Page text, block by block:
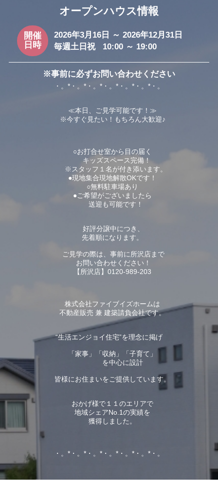
オープンハウス情報
開催
日時
2026年3月16日 ～ 2026年12月31日
毎週土日祝 10:00 ～ 19:00
※事前に必ずお問い合わせください
・。*・。*・。*・。*・。*・。*・。
≪本日、ご見学可能です！≫
※今すぐ見たい！もちろん大歓迎♪
○お打合せ室から目の届く
キッズスペース完備！
※スタッフ１名が付き添います。
●現地集合現地解散OKです！
○無料駐車場あり
●ご希望がございましたら
送迎も可能です！
好評分譲中につき、
先着順になります。
ご見学の際は、事前に所沢店まで
お問い合わせください！
【所沢店】0120-989-203
株式会社ファイブイズホームは
不動産販売 兼 建築請負会社です。
“生活エンジョイ住宅”を理念に掲げ
「家事」「収納」「子育て」
を中心に設計
皆様にお住まいをご提供しています。
おかげ様で１１のエリアで
地域シェアNo.1の実績を
獲得しました。
・。*・。*・。*・。*・。*・。*・。